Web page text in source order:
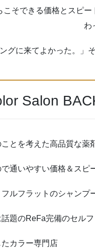
こそできる価格とスピ
わ
ングに来てよかった。」
Salon
とを考えた高品質な薬
通いやすい価格＆スピ
ルフラットのシャンプ
題のReFa完備のセル
カラー専門店